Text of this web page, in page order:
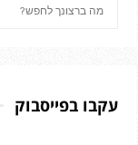
h
f
עקבו בפייסבוק